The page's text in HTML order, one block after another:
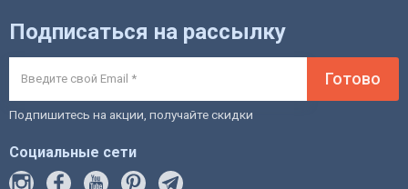
Подписаться на рассылку
Готово
Подпишитесь на акции, получайте скидки
Социальные сети